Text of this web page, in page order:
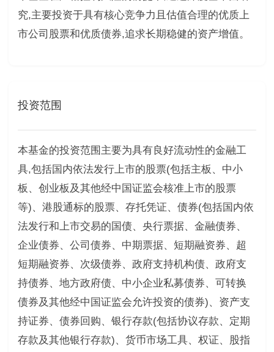
究,主要投资于具有核心竞争力且估值合理的优质上
市公司股票和优质债券,追求长期稳健的资产增值。
投资范围
本基金的投资范围主要为具有良好流动性的金融工
具,包括国内依法发行上市的股票(包括主板、中小
板、创业板及其他经中国证监会核准上市的股票
等)、港股通标的股票、存托凭证、债券(包括国内依
法发行和上市交易的国债、央行票据、金融债券、
企业债券、公司债券、中期票据、短期融资券、超
短期融资券、次级债券、政府支持机构债、政府支
持债券、地方政府债、中小企业私募债券、可转换
债券及其他经中国证监会允许投资的债券)、资产支
持证券、债券回购、银行存款(包括协议存款、定期
存款及其他银行存款)、货币市场工具、权证、股指